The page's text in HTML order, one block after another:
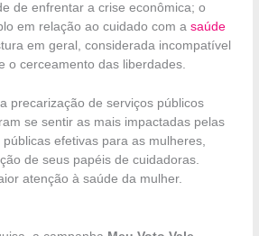
de enfrentar a crise econômica; o
em relação ao cuidado com asaúde
em geral, considerada incompatível
o cerceamento das liberdades.
precarização de serviços públicos
se sentir as mais impactadas pelas
efetivas para as mulheres,
de seus papéis de cuidadoras.
atenção à saúde da mulher.